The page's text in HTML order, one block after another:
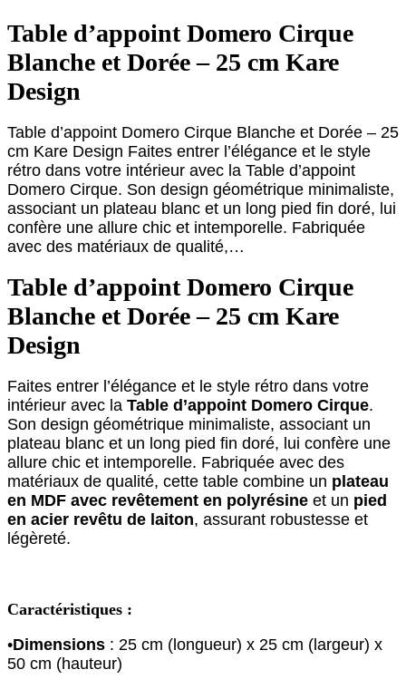
Table d’appoint Domero Cirque
Blanche et Dorée – 25 cm Kare
Design
Table d’appoint Domero Cirque Blanche et Dorée – 25
cm Kare Design Faites entrer l’élégance et le style
rétro dans votre intérieur avec la Table d’appoint
Domero Cirque. Son design géométrique minimaliste,
associant un plateau blanc et un long pied fin doré, lui
confère une allure chic et intemporelle. Fabriquée
avec des matériaux de qualité,…
Table d’appoint Domero Cirque
Blanche et Dorée – 25 cm Kare
Design
Faites entrer l’élégance et le style rétro dans votre
intérieur avec la Table d’appoint Domero Cirque.
Son design géométrique minimaliste, associant un
plateau blanc et un long pied fin doré, lui confère une
allure chic et intemporelle. Fabriquée avec des
matériaux de qualité, cette table combine un plateau
en MDF avec revêtement en polyrésine et un pied
en acier revêtu de laiton, assurant robustesse et
légèreté.
Caractéristiques :
•Dimensions : 25 cm (longueur) x 25 cm (largeur) x
50 cm (hauteur)